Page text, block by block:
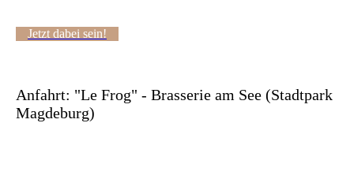
Jetzt dabei sein!
Anfahrt: "Le Frog" - Brasserie am See (Stadtpark
Magdeburg)